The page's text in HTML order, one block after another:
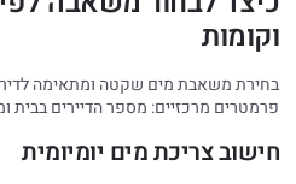
וקומות
בחירת משאבת מים שקטה ומתאימה
פרמטרים מרכזיים: מספר הדיירים בבית
חישוב צריכת מים יומיומית